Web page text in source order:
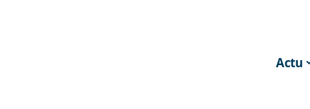
Actu